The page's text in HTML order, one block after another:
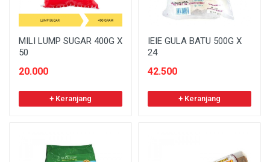
MILI LUMP SUGAR 400G X
50
20.000
+ Keranjang
IEIE GULA BATU 500G X
24
42.500
+ Keranjang